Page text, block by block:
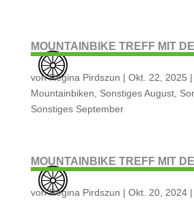
MOUNTAINBIKE TREFF MIT
vonRegina Pirdszun | Okt. 22, 2025 |
Mountainbiken
Sonstiges August,
Sonstiges September
MOUNTAINBIKE TREFF MIT
vonRegina Pirdszun | Okt. 20, 2024|